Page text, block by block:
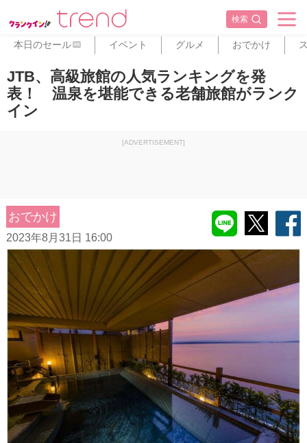
検索
本日のセール PR イベント グルメ おでかけ
JTB、高級旅館の人気ランキングを発
表！ 温泉を堪能できる老舗旅館がランク
イン
[ADVERTISEMENT]
おでかけ
2023年8月31日 16:00